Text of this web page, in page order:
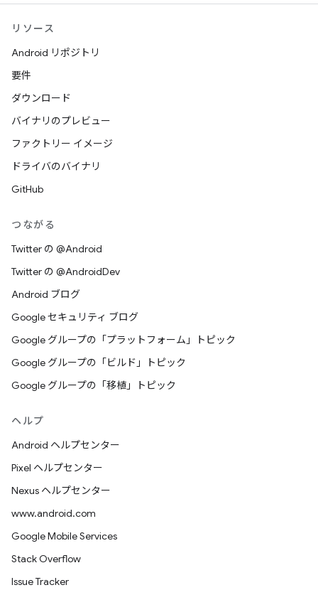
リソース
Android リポジトリ
要件
ダウンロード
バイナリのプレビュー
ファクトリー イメージ
ドライバのバイナリ
GitHub
つながる
Twitter の @Android
Twitter の @AndroidDev
Android ブログ
Google セキュリティ ブログ
Google グループの「プラットフォーム」トピック
Google グループの「ビルド」トピック
Google グループの「移植」トピック
ヘルプ
Android ヘルプセンター
Pixel ヘルプセンター
Nexus ヘルプセンター
www.android.com
Google Mobile Services
Stack Overflow
Issue Tracker